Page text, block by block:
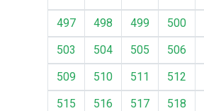
497
498 499 500
503
504 505 506
509
510 511 512
515
516 517 518